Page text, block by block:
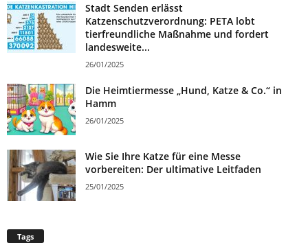
Stadt Senden erlässt
Katzenschutzverordnung: PETA lobt
tierfreundliche Maßnahme und fordert
landesweite...
26/01/2025
Die Heimtiermesse „Hund, Katze & Co.“ in
Hamm
26/01/2025
Wie Sie Ihre Katze für eine Messe
vorbereiten: Der ultimative Leitfaden
25/01/2025
Tags